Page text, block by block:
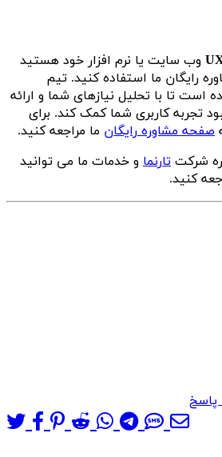
وب سایت یا نرم افزار خود هستید
رایگان ما استفاده کنید. تیم
است تا با تحلیل نیازهای شما و ارائه
تجربه کاربری شما کمک کند. برای
صفحه مشاوره رایگان ما مراجعه کنید.
شرکت تارنما و خدمات ما می توانید
کنید.